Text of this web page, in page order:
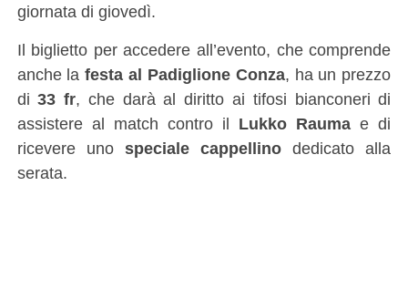
giornata di giovedì.
Il biglietto per accedere all’evento, che comprende
anche lafesta al Padiglione Conza, ha un prezzo
di33 fr, che darà al diritto ai tifosi bianconeri di
assistere al match contro il Lukko Rauma e di
ricevere uno speciale cappellino dedicato alla
serata.